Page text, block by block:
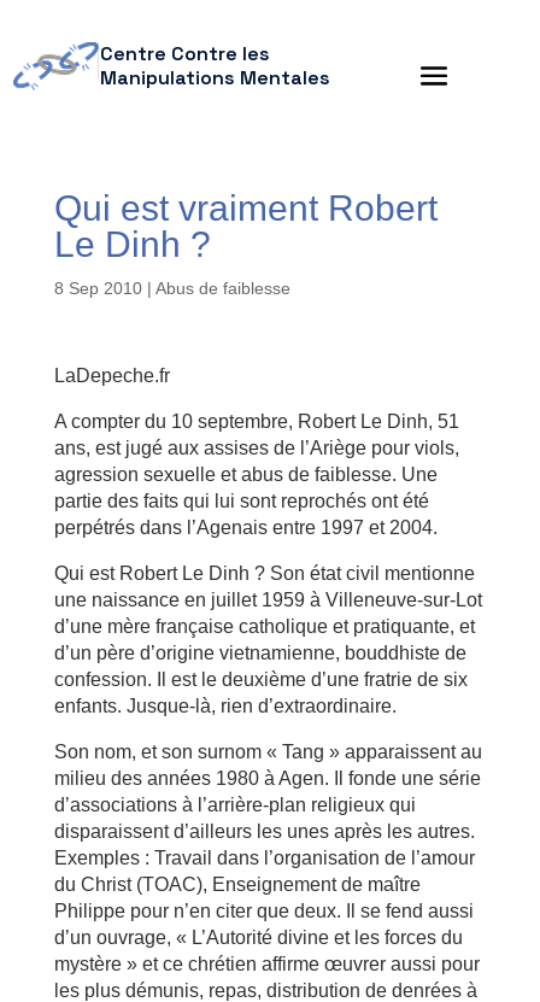
Centre Contre les
Manipulations Mentales
Qui est vraiment Robert
Le Dinh ?
8 Sep 2010| Abus de faiblesse
LaDepeche.fr
A compter du 10 septembre, Robert Le Dinh, 51
ans, est jugé aux assises de l’Ariège pour viols,
agression sexuelle et abus de faiblesse. Une
partie des faits qui lui sont reprochés ont été
perpétrés dans l’Agenais entre 1997 et 2004.
Qui est Robert Le Dinh ? Son état civil mentionne
une naissance en juillet 1959 à Villeneuve-sur-Lot
d’une mère française catholique et pratiquante, et
d’un père d’origine vietnamienne, bouddhiste de
confession. Il est le deuxième d’une fratrie de six
enfants. Jusque-là, rien d’extraordinaire.
Son nom, et son surnom « Tang » apparaissent au
milieu des années 1980 à Agen. Il fonde une série
d’associations à l’arrière-plan religieux qui
disparaissent d’ailleurs les unes après les autres.
Exemples : Travail dans l’organisation de l’amour
du Christ (TOAC), Enseignement de maître
Philippe pour n’en citer que deux. Il se fend aussi
d’un ouvrage, « L’Autorité divine et les forces du
mystère » et ce chrétien affirme œuvrer aussi pour
les plus démunis, repas, distribution de denrées à